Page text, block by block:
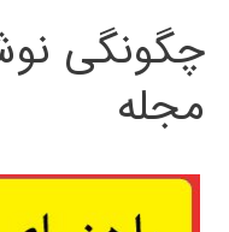
چگونگی
مجله